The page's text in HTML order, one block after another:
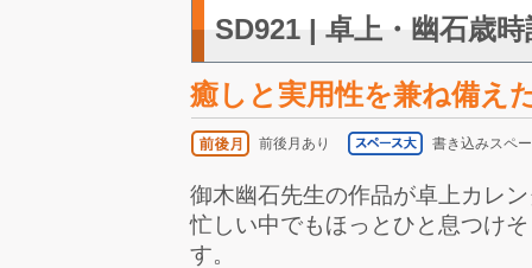
SD921 | 卓上・幽石歳
癒しと実用性を兼ね備え
前後月あり 書き込みスペ
御木幽石先生の作品が卓上カレ
忙しい中でもほっとひと息つけ
す。